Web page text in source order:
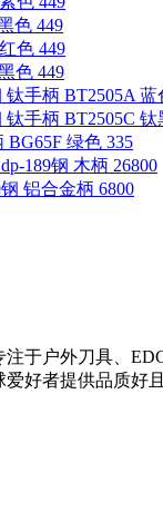
色 449
色 449
色 449
手柄 BT2505A 蓝
手柄 BT2505C 钛
BG65F 绿色 335
189钢 木柄 26800
铝合金柄 6800
于户外刀具、
好者提供品质好